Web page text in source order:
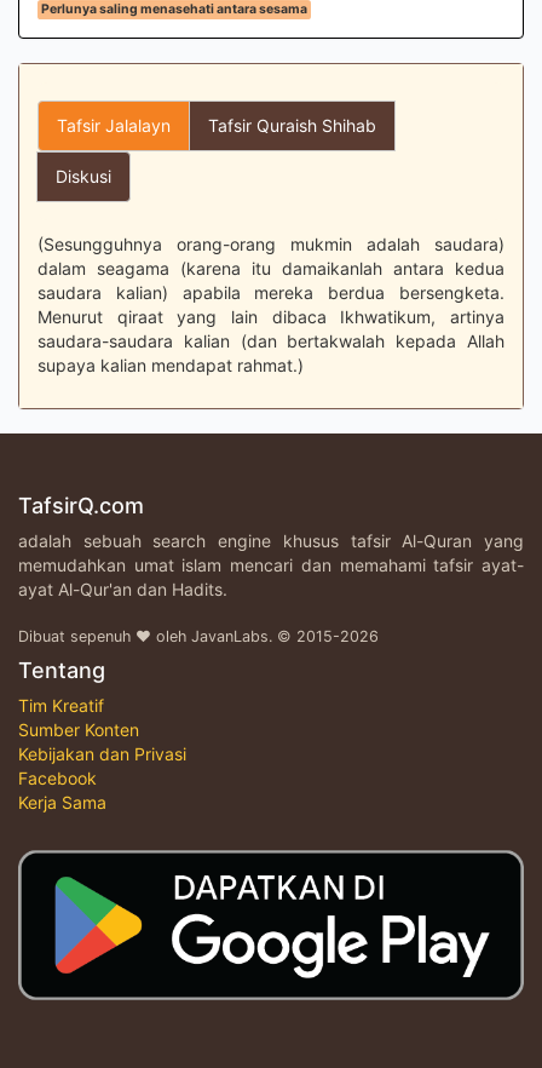
Perlunya saling menasehati antara sesama
Tafsir Jalalayn Tafsir Quraish Shihab
Diskusi
(Sesungguhnya orang-orang mukmin adalah saudara)
dalam seagama (karena itu damaikanlah antara kedua
saudara kalian) apabila mereka berdua bersengketa.
Menurut qiraat yang lain dibaca Ikhwatikum, artinya
saudara-saudara kalian (dan bertakwalah kepada Allah
supaya kalian mendapat rahmat.)
TafsirQ.com
adalah sebuah search engine khusus tafsir Al-Quran yang
memudahkan umat islam mencari dan memahami tafsir ayat-
ayat Al-Qur'an dan Hadits.
Dibuat sepenuh ♥ oleh JavanLabs. © 2015-2026
Tentang
Tim Kreatif
Sumber Konten
Kebijakan dan Privasi
Facebook
Kerja Sama